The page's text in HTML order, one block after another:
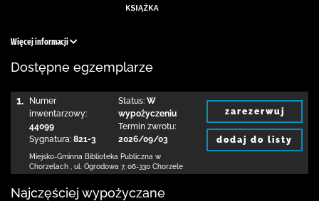
Więcej informacji
Dostępne egzemplarze
1.
Numer
inwentarzowy:
44099
Sygnatura: 821-3
Status: W
wypożyczeniu
Termin zwrotu:
2026/09/03
Miejsko-Gminna Biblioteka Publiczna w
Chorzelach
ul. Ogrodowa 7, 06-330 Chorzele
zarezerwuj
dodaj do listy
Najczęściej wypożyczane